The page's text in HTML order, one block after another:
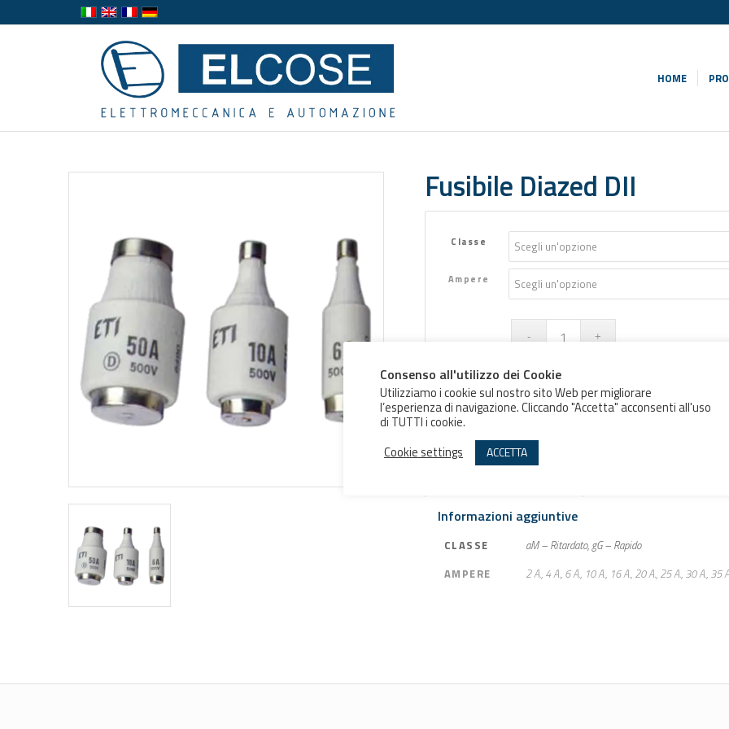
HOME
Fusibile Diazed DII
Classe
Ampere
Aggiungi al preventivo
Informazioni aggiuntive
CLASSE
aM – Ritardato, gG – Rapido
AMPERE
2 A., 4 A., 6 A., 10 A., 16 A., 20 A., 25 A., 30 A., 35
Consenso all'utilizzo dei Cookie
Utilizziamo i cookie sul nostro sito Web per migliorare
l’esperienza di navigazione. Cliccando "Accetta" acconsenti all'uso
di TUTTI i cookie.
Cookie settings
ACCETTA